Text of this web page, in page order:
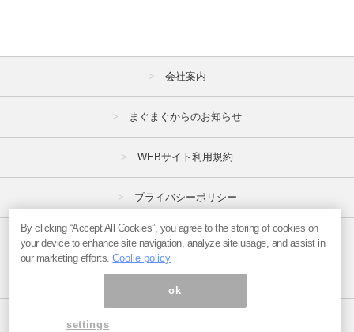
会社案内
まぐまぐからのお知らせ
WEBサイト利用規約
プライバシーポリシー
特定商取引法
ページ内の商標は全て商標権者に属します。
By clicking “Accept All Cookies”, you agree to the storing of cookies on
your device to enhance site navigation, analyze site usage, and assist in
our marketing efforts.Coolie policy
ok
settings